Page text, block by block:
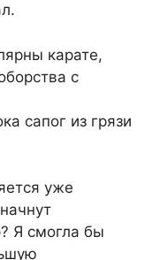
карате,
с
сапог из грязи
уже
Я смогла бы